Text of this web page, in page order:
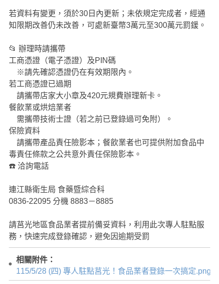
若資料有變更，須於30日內更新；未依規定完成者，經通
知限期改善仍未改善，可處新臺幣3萬元至300萬元罰鍰。
📂 辦理時請攜帶
工商憑證（電子憑證）及PIN碼
※請先確認憑證仍在有效期限內。
若工商憑證已過期
請攜帶店家大小章及420元規費辦理新卡。
餐飲業或烘焙業者
需攜帶技術士證（若之前已登錄過可免附）。
保險資料
請攜帶產品責任險影本；餐飲業者也可提供附加食品中
毒責任條款之公共意外責任保險影本。
☎️ 洽詢電話
連江縣衛生局 食藥暨綜合科
0836-22095 分機 8883－8885
請莒光地區食品業者提前備妥資料，利用此次專人駐點服
務，快速完成登錄確認，避免因逾期受罰
相關附件：
115/5/28 (四) 專人駐點莒光！食品業者登錄一次搞定.png